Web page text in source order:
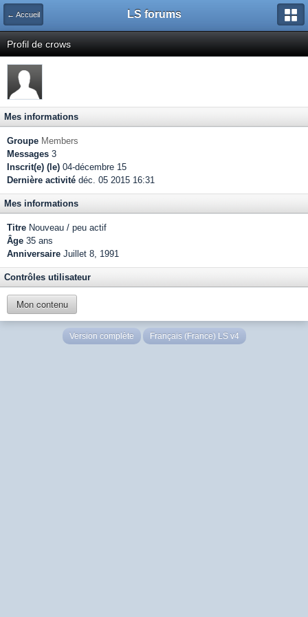
← Accueil LS forums
Profil de crows
Mes informations
Groupe Members
Messages 3
Inscrit(e) (le) 04-décembre 15
Dernière activité déc. 05 2015 16:31
Mes informations
Titre Nouveau / peu actif
Âge 35 ans
Anniversaire Juillet 8, 1991
Contrôles utilisateur
Mon contenu
Version complète Français (France) LS v4